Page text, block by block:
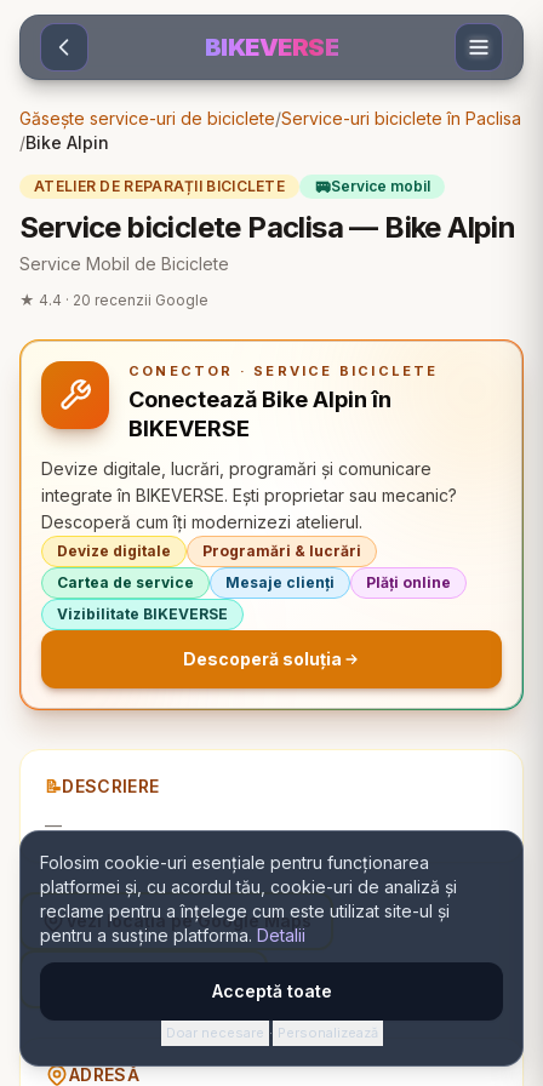
Sari la conținut
Folosim cookie-uri esențiale pentru funcționarea
platformei și, cu acordul tău, cookie-uri de analiză și
reclame pentru a înțelege cum este utilizat site-ul și
pentru a susține platforma. Detalii
Acceptă toate
Doar necesare · Personalizează
BIKEVERSE
Găsește service-uri de biciclete/Service-uri biciclete în Paclisa
/Bike Alpin
ATELIER DE REPARAȚII BICICLETE 🚐Service mobil
Service biciclete Paclisa — Bike Alpin
Service Mobil de Biciclete
★ 4.4 · 20 recenzii Google
CONECTOR · SERVICE BICICLETE
Conectează Bike Alpin în
BIKEVERSE
Devize digitale, lucrări, programări și comunicare
integrate în BIKEVERSE. Ești proprietar sau mecanic?
Descoperă cum îți modernizezi atelierul.
Devize digitale
Programări & lucrări
Cartea de service
Mesaje clienți
Plăți online
Vizibilitate BIKEVERSE
Descoperă soluția
📝DESCRIERE
—
Vezi locația pe Google Maps
ADRESĂ